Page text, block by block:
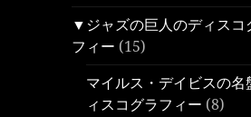
▼ジャズの巨人のディスコ
フィー (15)
マイルス・デイビスの名
ィスコグラフィー (8)